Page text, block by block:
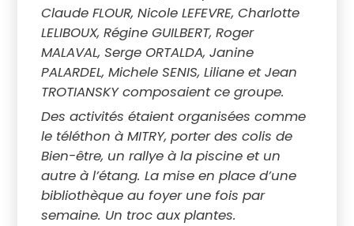
Claude FLOUR, Nicole LEFEVRE, Charlotte
LELIBOUX, Régine GUILBERT, Roger
MALAVAL, Serge ORTALDA, Janine
PALARDEL, Michele SENIS, Liliane et Jean
TROTIANSKY composaient ce groupe.
Des activités étaient organisées comme
le téléthon à MITRY, porter des colis de
Bien-être, un rallye à la piscine et un
autre à l’étang. La mise en place d’une
bibliothèque au foyer une fois par
semaine. Un troc aux plantes.